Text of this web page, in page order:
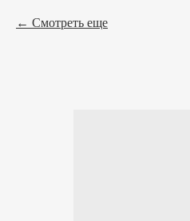
Смотреть еще